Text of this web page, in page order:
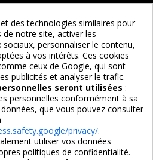
suivre
4,7/5
des technologies similaires pour
notre site, activer les
personnaliser le contenu,
à vos intérêts. Ces cookies
ceux de Google, qui sont
publicités et analyser le trafic.
seront utilisées :
personnelles conformément à sa
que vous pouvez consulter
privacy/.
utiliser vos données
politiques de confidentialité.